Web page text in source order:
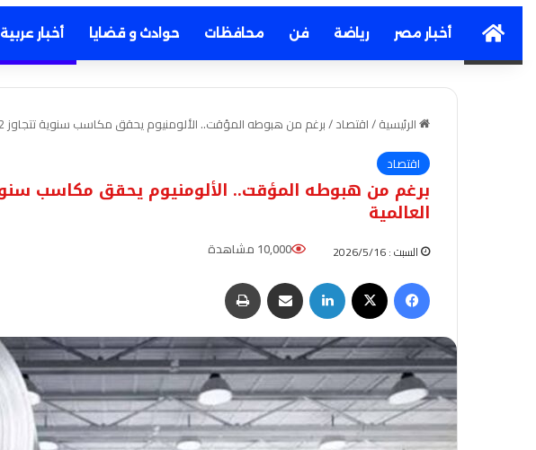
Homeأخبار مصر رياضة فن محافظات حوادث و قضايا أخبار عربية
الرئيسية/اقتصاد/برغم من هبوطه المؤقت.. الألومنيوم يحقق مكاسب سنوية تتجاوز 42% بالأسواق العالمية
اقتصاد
العالمية
السبت : 2026/5/16
10,000 مشاهدة
فيسبوك
لينكدإن مشاركة عبر البريد